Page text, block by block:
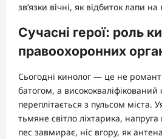
зв’язки вічні, як відбиток лапи
Сучасні герої: роль
правоохоронних
Сьогодні кинолог — це не
батогом, а
переплітається з пульсом міста.
тьмяне світло ліхтарика,
пес завмирає, ніс вгору, як